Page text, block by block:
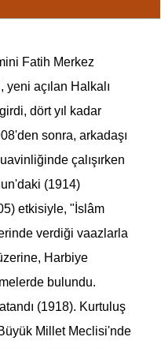
Fatih Merkez
açılan Halkalı
dört yıl kadar
sonra, arkadaşı
çalışırken
(1914)
etkisiyle, "İslâm
verdiği vaazlarla
Harbiye
bulundu.
(1918). Kurtuluş
Millet Meclisi'nde